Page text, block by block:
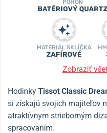
POHON
BATÉRIOVÝ QUARTZ
MATERIÁL SKLÍČKA
ZAFÍROVÉ
Zobraziť
Hodinky Tissot Classic
si získajú svojich majiteľov
atraktívnym strieborným
spracovaním.